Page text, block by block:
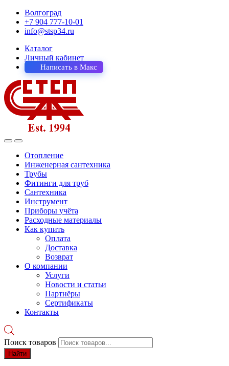
Волгоград
+7 904 777-10-01
info@stsp34.ru
Каталог
Личный кабинет
Написать в Макс
Отопление
Инженерная сантехника
Трубы
Фитинги для труб
Сантехника
Инструмент
Приборы учёта
Расходные материалы
Как купить
Оплата
Доставка
Возврат
О компании
Услуги
Новости и статьи
Партнёры
Сертификаты
Контакты
Поиск товаров
Найти